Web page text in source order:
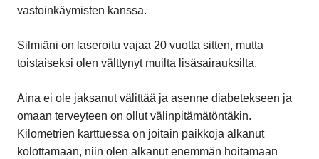
vastoinkäymisten kanssa.
Silmiäni on laseroitu vajaa 20 vuotta sitten, mutta
toistaiseksi olen välttynyt muilta lisäsairauksilta.
Aina ei ole jaksanut välittää ja asenne diabetekseen ja
omaan terveyteen on ollut välinpitämätöntäkin.
Kilometrien karttuessa on joitain paikkoja alkanut
kolottamaan, niin olen alkanut enemmän hoitamaan